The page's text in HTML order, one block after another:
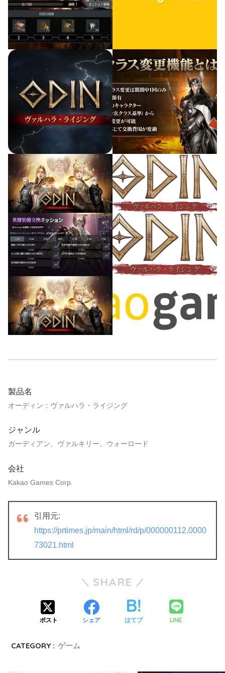
製品名
オーディン：ヴァルハラ・ライジング
ジャンル
ガーディアン、ヴァルキリー、ウォーロード
会社
Kakao Games Corp.
引用元:
https://prtimes.jp/main/html/rd/p/000000112.0000
73021.html
SHARE
ポスト シェア はてブ LINE
CATEGORY : ゲーム